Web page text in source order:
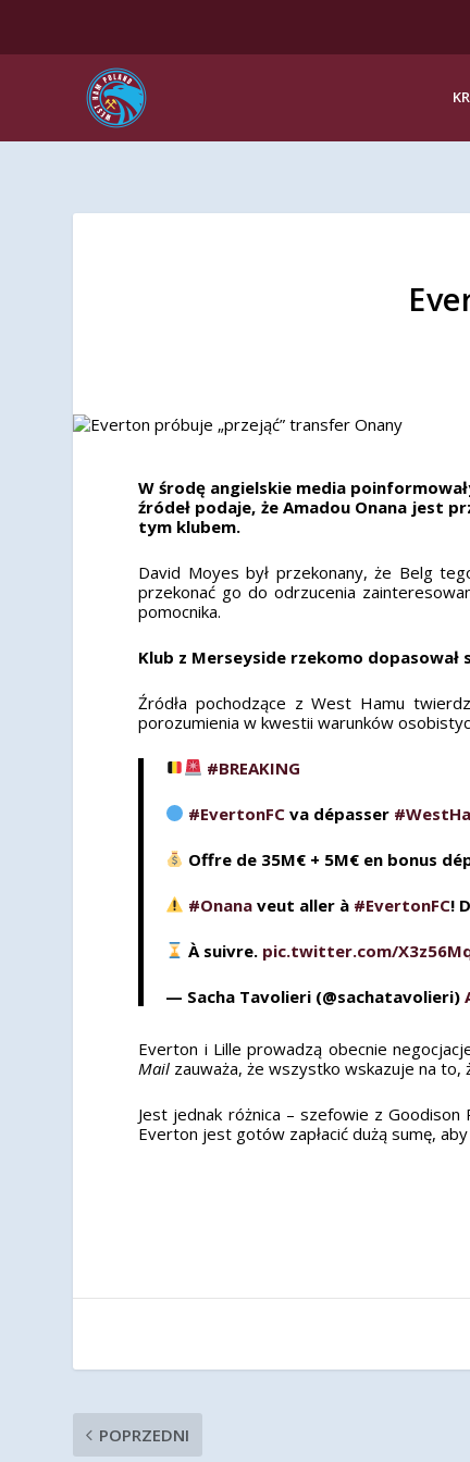
W środę angielskie media
źródeł podaje, że Amadou Onana jest
tym klubem.
David Moyes był przekonany, że Belg
przekonać go do odrzucenia
pomocnika.
Klub z Merseyside rzekomo
Źródła pochodzące z West Hamu
porozumienia w kwestii warunków
#BREAKING
#EvertonFC va dépasser
Offre de 35M€ + 5M€ en bonus
#Onana veut aller à #EvertonFC!
À suivre. pic.twitter.com/
— Sacha Tavolieri (@sachatavolieri)
Everton i Lille prowadzą obecnie
Mail zauważa, że wszystko wskazuje na to,
Jest jednak różnica – szefowie z
Everton jest gotów zapłacić dużą sumę,
POPRZEDNI